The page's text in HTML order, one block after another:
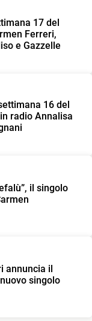
17 del
Ferreri,
e Gazzelle
16 del
radio Annalisa
il singolo
annuncia il
singolo